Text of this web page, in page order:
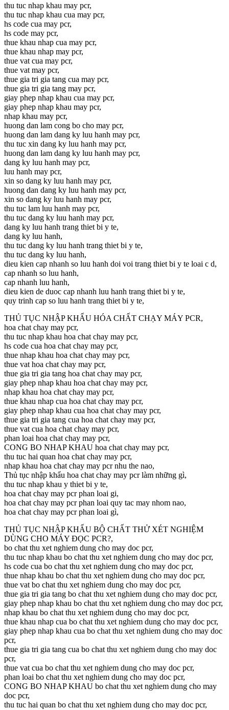
thu tuc nhap khau may pcr,
thu tuc nhap khau cua may pcr,
hs code cua may pcr,
hs code may pcr,
thue khau nhap cua may pcr,
thue khau nhap may pcr,
thue vat cua may pcr,
thue vat may pcr,
thue gia tri gia tang cua may pcr,
thue gia tri gia tang may pcr,
giay phep nhap khau cua may pcr,
giay phep nhap khau may pcr,
nhap khau may pcr,
huong dan lam cong bo cho may pcr,
huong dan lam dang ky luu hanh may pcr,
thu tuc xin dang ky luu hanh may pcr,
huong dan lam dang ky luu hanh may pcr,
dang ky luu hanh may pcr,
luu hanh may pcr,
xin so dang ky luu hanh may pcr,
huong dan dang ky luu hanh may pcr,
xin so dang ky luu hanh may pcr,
thu tuc lam luu hanh may pcr,
thu tuc dang ky luu hanh may pcr,
dang ky luu hanh trang thiet bi y te,
dang ky luu hanh,
thu tuc dang ky luu hanh trang thiet bi y te,
thu tuc dang ky luu hanh,
dieu kien cap nhanh so luu hanh doi voi trang thiet bi y te loai c d,
cap nhanh so luu hanh,
cap nhanh luu hanh,
dieu kien de duoc cap nhanh luu hanh trang thiet bi y te,
quy trinh cap so luu hanh trang thiet bi y te,
THỦ TỤC NHẬP KHẨU HÓA CHẤT CHẠY MÁY PCR,
hoa chat chay may pcr,
thu tuc nhap khau hoa chat chay may pcr,
hs code cua hoa chat chay may pcr,
thue nhap khau hoa chat chay may pcr,
thue vat hoa chat chay may pcr,
thue gia tri gia tang hoa chat chay may pcr,
giay phep nhap khau hoa chat chay may pcr,
nhap khau hoa chat chay may pcr,
thue khau nhap cua hoa chat chay may pcr,
giay phep nhap khau cua hoa chat chay may pcr,
thue gia tri gia tang cua hoa chat chay may pcr,
thue vat cua hoa chat chay may pcr,
phan loai hoa chat chay may pcr,
CONG BO NHAP KHAU hoa chat chay may pcr,
thu tuc hai quan hoa chat chay may pcr,
nhap khau hoa chat chay may pcr nhu the nao,
Thủ tục nhập khẩu hoa chat chay may pcr làm những gì,
thu tuc nhap khau y thiet bi y te,
hoa chat chay may pcr phan loai gi,
hoa chat chay may pcr phan loai quy tac may nhom nao,
hoa chat chay may pcr phan loai gì,
THỦ TỤC NHẬP KHẨU BỘ CHẤT THỬ XÉT NGHIỆM
DÙNG CHO MÁY ĐỌC PCR?,
bo chat thu xet nghiem dung cho may doc pcr,
thu tuc nhap khau bo chat thu xet nghiem dung cho may doc pcr,
hs code cua bo chat thu xet nghiem dung cho may doc pcr,
thue nhap khau bo chat thu xet nghiem dung cho may doc pcr,
thue vat bo chat thu xet nghiem dung cho may doc pcr,
thue gia tri gia tang bo chat thu xet nghiem dung cho may doc pcr,
giay phep nhap khau bo chat thu xet nghiem dung cho may doc pcr,
nhap khau bo chat thu xet nghiem dung cho may doc pcr,
thue khau nhap cua bo chat thu xet nghiem dung cho may doc pcr,
giay phep nhap khau cua bo chat thu xet nghiem dung cho may doc
pcr,
thue gia tri gia tang cua bo chat thu xet nghiem dung cho may doc
pcr,
thue vat cua bo chat thu xet nghiem dung cho may doc pcr,
phan loai bo chat thu xet nghiem dung cho may doc pcr,
CONG BO NHAP KHAU bo chat thu xet nghiem dung cho may
doc pcr,
thu tuc hai quan bo chat thu xet nghiem dung cho may doc pcr,